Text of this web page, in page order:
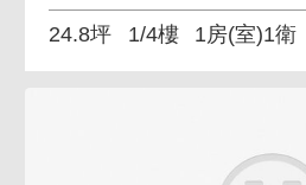
24.8坪 1/4樓 1房(室)1衛